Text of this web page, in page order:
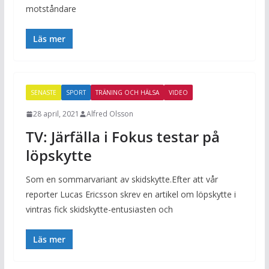
motståndare
Läs mer
SENASTE SPORT TRÄNING OCH HÄLSA VIDEO
28 april, 2021 Alfred Olsson
TV: Järfälla i Fokus testar på
löpskytte
Som en sommarvariant av skidskytte.Efter att vår
reporter Lucas Ericsson skrev en artikel om löpskytte i
vintras fick skidskytte-entusiasten och
Läs mer